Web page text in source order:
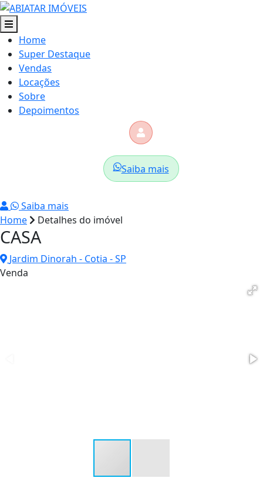
Home
Super Destaque
Vendas
Locações
Sobre
Depoimentos
Saiba mais
Saiba mais
Home
Detalhes do imóvel
CASA
Jardim Dinorah - Cotia - SP
Venda